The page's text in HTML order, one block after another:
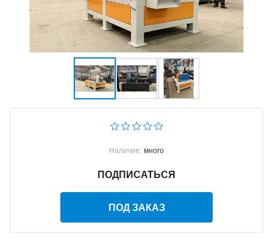
Наличие: много
ПОДПИСАТЬСЯ
ПОД ЗАКАЗ